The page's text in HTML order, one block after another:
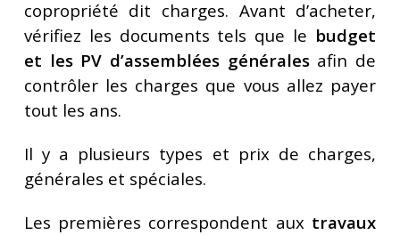
copropriété dit charges. Avant d’acheter,
vérifiez les documents tels que le budget
et les PV d’assemblées généralesafin de
contrôler les charges que vous allez payer
tout les ans.
Il y a plusieurs types et prix de charges,
générales et spéciales.
Les premières correspondent aux travaux